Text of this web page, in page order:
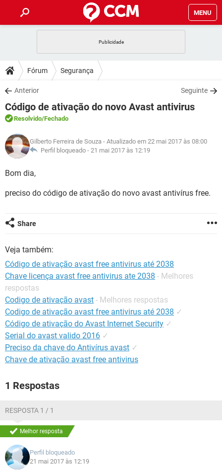
MENU
CELULAR
OUTLOOK
INSTAGRAM GMAIL
GUIA DE COMPRAS
DICAS
JOGOS
OUTLOOK
INSTAGRAM
GUIA DE COMPRAS
DOWNLOADS
JOGOS WHATSAPP
CELULAR
OUTLOOK EXCEL
INSTAGRAM
GUIA DE COMPRAS
FÓRUM
JOGOS
CELULAR FACEBOOK
GLOSSÁRIO
JOGOS
CELULAR
OUTLOOK EXCEL
GUIA DE COMPRAS
Fórum Segurança
Anterior Seguinte
Código de ativação do novo Avast antivirus
Resolvido/Fechado
Gilberto Ferreira de Souza - Atualizado em 22 mai 2017 às 08:00
Perfil bloqueado - 21 mai 2017 às 12:19
Bom dia,
preciso do código de ativação do novo avast antivírus free.
Share
Veja também:
Código de ativação avast free antivirus até 2038
Chave licença avast free antivirus ate 2038 - Melhores
respostas
Codigo de ativação avast - Melhores respostas
Codigo de ativação avast free antivirus até 2038 ✓
Código de ativação do Avast Internet Security ✓
Serial do avast valido 2016 ✓
Preciso da chave do Antivírus avast ✓
Chave de ativação avast free antivirus
1 Respostas
RESPOSTA 1 / 1
Melhor resposta
Perfil bloqueado
21 mai 2017 às 12:19